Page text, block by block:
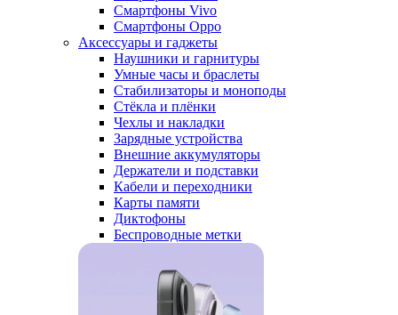
Смартфоны Vivo
Смартфоны Oppo
Аксессуары и гаджеты
Наушники и гарнитуры
Умные часы и браслеты
Стабилизаторы и моноподы
Стёкла и плёнки
Чехлы и накладки
Зарядные устройства
Внешние аккумуляторы
Держатели и подставки
Кабели и переходники
Карты памяти
Диктофоны
Беспроводные метки